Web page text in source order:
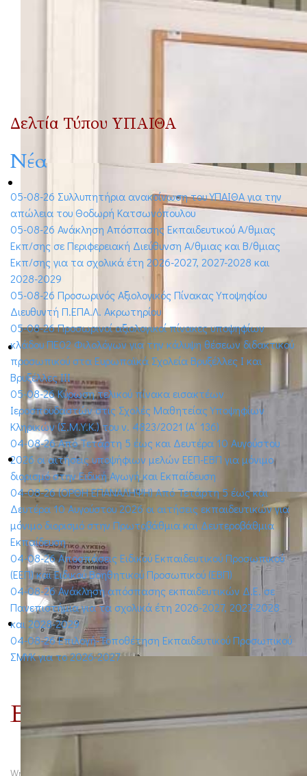
Δελτία Τύπου ΥΠΑΙΘΑ
Νέα
05-08-26 Συλλυπητήρια ανακοίνωση του ΥΠΑΙΘΑ για την
απώλεια του Θοδωρή Κατσωνόπουλου
05-08-26 Ανάκληση Απόσπασης Εκπαιδευτικού Α/θμιας
Εκπ/σης σε Περιφερειακή Διεύθυνση Α/θμιας και Β/θμιας
Εκπ/σης για τα σχολικά έτη 2026-2027, 2027-2028 και
2028-2029
05-08-26 Προσωρινός Αξιολογικός Πίνακας Υποψηφίου
Διευθυντή Π.ΕΠΑ.Λ. Ακρωτηρίου
05-08-26 Προσωρινοί αξιολογικοί πίνακες υποψηφίων
κλάδου ΠΕ02 Φιλολόγων για την κάλυψη θέσεων διδακτικού
προσωπικού στα Ευρωπαϊκά Σχολεία Βρυξέλλες Ι και
Βρυξέλλες ΙΙΙ
05-08-26 Κύρωση τελικού πίνακα εισακτέων
Ιεροσπουδαστών στις Σχολές Μαθητείας Υποψηφίων
Κληρικών (Σ.Μ.Υ.Κ.) του ν. 4823/2021 (Α΄ 136)
04-08-26 Από Τετάρτη 5 έως και Δευτέρα 10 Αυγούστου
2026 οι αιτήσεις υποψήφιων μελών ΕΕΠ-ΕΒΠ για μόνιμο
διορισμό στην Ειδική Αγωγή και Εκπαίδευση
04-08-26 (ΟΡΘΗ ΕΠΑΝΑΛΗΨΗ) Από Τετάρτη 5 έως και
Δευτέρα 10 Αυγούστου 2026 οι αιτήσεις εκπαιδευτικών για
μόνιμο διορισμό στην Πρωτοβάθμια και Δευτεροβάθμια
Εκπαίδευση
04-08-26 Αποσπάσεις Ειδικού Εκπαιδευτικού Προσωπικού
(ΕΕΠ) και Ειδικού Βοηθητικού Προσωπικού (ΕΒΠ)
04-08-26 Ανάκληση απόσπασης εκπαιδευτικών Δ.Ε. σε
Πανεπιστήμια για τα σχολικά έτη 2026-2027, 2027-2028
και 2028-2029
04-08-26 Επιλογή-Τοποθέτηση Εκπαιδευτικού Προσωπικού
ΣΜΥΚ για το 2026-2027
Erasmus
Written by Νίκος Σιδέρης on